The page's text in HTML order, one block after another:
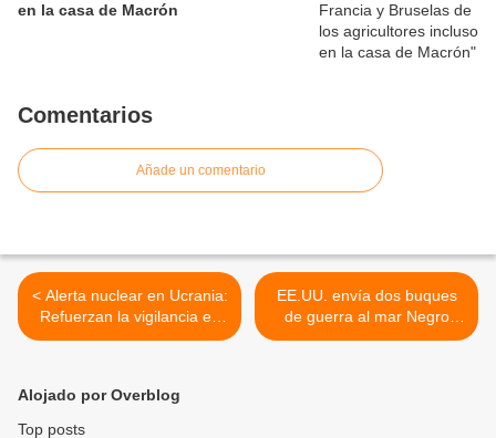
en la casa de Macrón
Comentarios
Añade un comentario
< Alerta nuclear en Ucrania:
Refuerzan la vigilancia en
las centrales atómicas por
EE.UU. envía dos buques
de guerra al mar Negro
para evacuar en caso de
Alojado por Overblog
Top posts